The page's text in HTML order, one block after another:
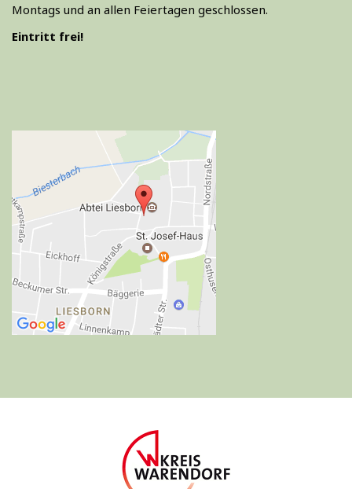
Montags und an allen Feiertagen geschlossen.
Eintritt frei!